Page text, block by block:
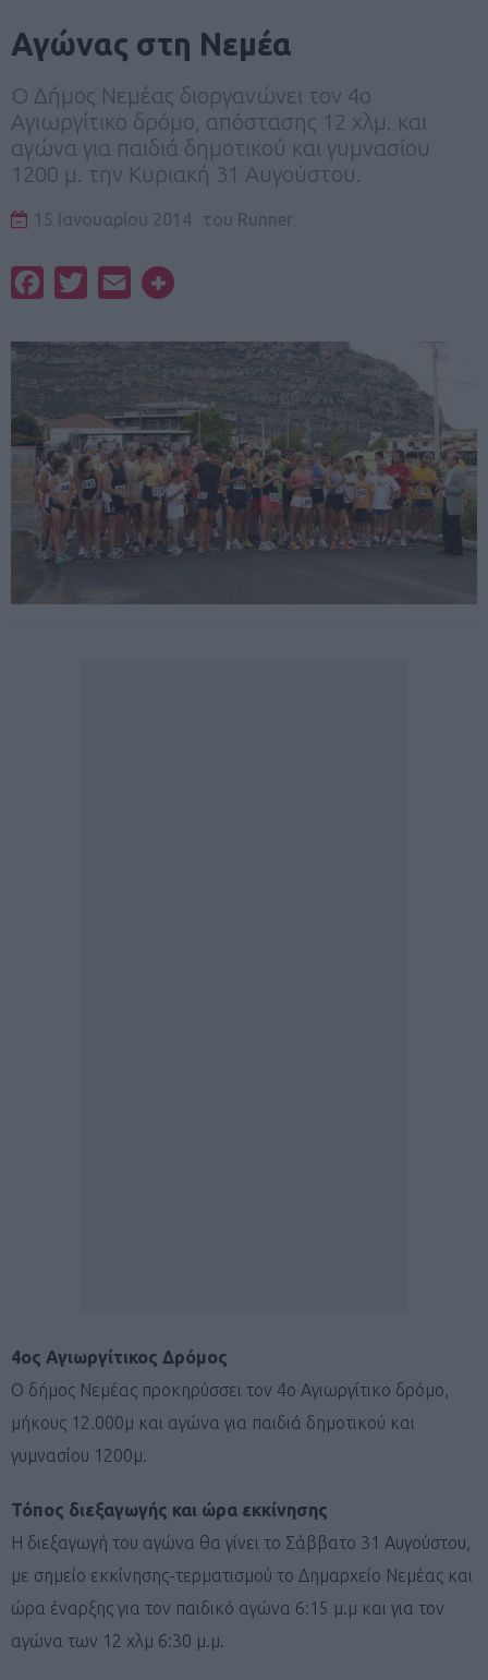
Αγώνας στη Νεμέα
Ο Δήμος Νεμέας διοργανώνει τον 4ο
Αγιωργίτικο δρόμο, απόστασης 12 χλμ. και
αγώνα για παιδιά δημοτικού και γυμνασίου
1200 μ. την Κυριακή 31 Αυγούστου.
15 Ιανουαρίου 2014 του Runner
FacebookTwitterEmail
4oς Αγιωργίτικος Δρόμος
Ο δήμος Νεμέας προκηρύσσει τον 4ο Αγιωργίτικο δρόμο,
μήκους 12.000μ και αγώνα για παιδιά δημοτικού και
γυμνασίου 1200μ.
Τόπος διεξαγωγής και ώρα εκκίνησης
Η διεξαγωγή του αγώνα θα γίνει το Σάββατο 31 Αυγούστου,
με σημείο εκκίνησης-τερματισμού το Δημαρχείο Νεμέας και
ώρα έναρξης για τον παιδικό αγώνα 6:15 μ.μ και για τον
αγώνα των 12 χλμ 6:30 μ.μ.